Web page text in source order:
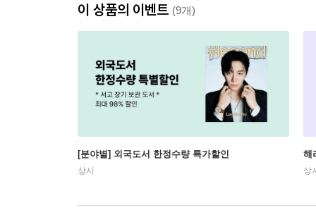
이 상품의 이벤트 (9개)
[분야별] 외국도서 한정수량 특가할인
상시
해
상